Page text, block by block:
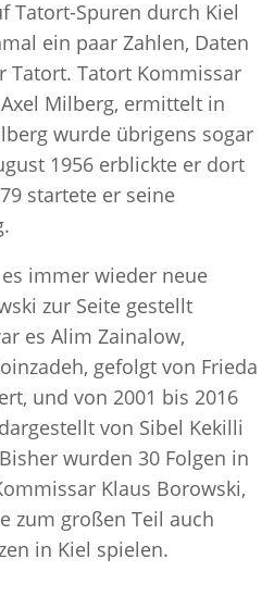
Tatort-Spuren durch Kiel
ein paar Zahlen, Daten
Tatort. Tatort Kommissar
Milberg, ermittelt in
wurde übrigens sogar
1956 erblickte er dort
startete er seine
immer wieder neue
zur Seite gestellt
es Alim Zainalow,
gefolgt von Frieda
und von 2001 bis 2016
von Sibel Kekilli
wurden 30 Folgen in
Klaus Borowski,
zum großen Teil auch
in Kiel spielen.